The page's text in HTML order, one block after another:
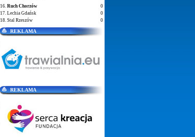
16. Ruch Chorzów
0
17. Lechia Gdańsk
0
18. Stal Rzeszów
0
REKLAMA
REKLAMA